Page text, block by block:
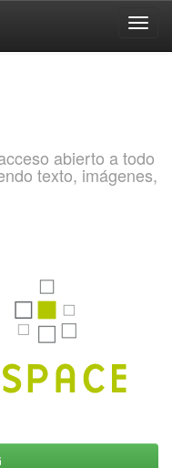
abierto a todo
texto, imágenes,